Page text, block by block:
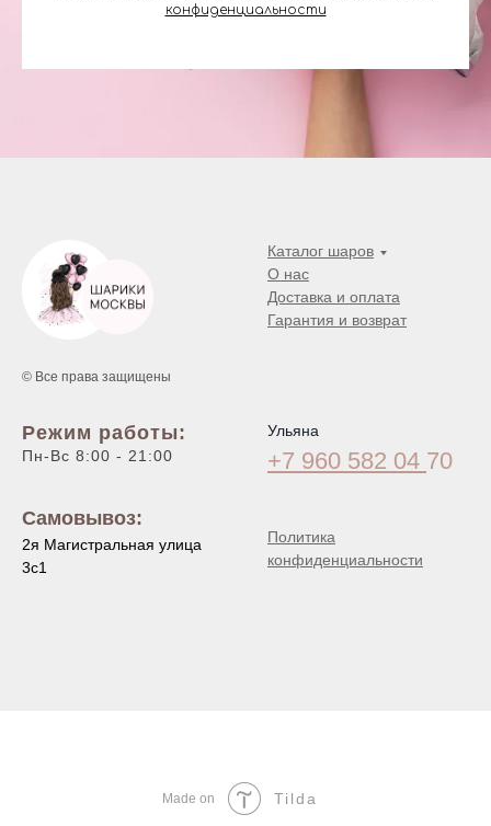
конфиденциальности
© Все права защищены
Каталог шаров
О нас
Доставка и оплата
Гарантия и возврат
Режим работы:
Пн-Вс 8:00 - 21:00
Самовывоз:
2я Магистральная улица
3с1
Ульяна
+7 960 582 04 70
Политика
конфиденциальности
Made on Tilda